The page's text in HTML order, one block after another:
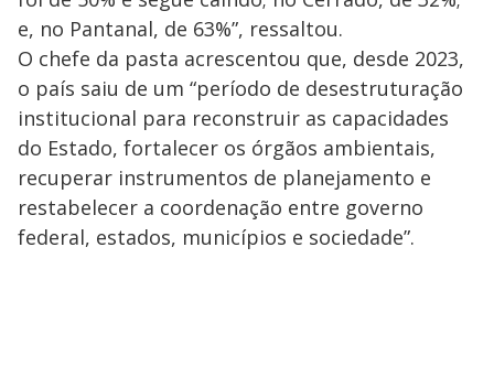
y
V
i
d
s
M
u
o
e, no Pantanal, de 63%”, ressaltou.
O chefe da pasta acrescentou que, desde 2023,
o país saiu de um “período de desestruturação
institucional para reconstruir as capacidades
do Estado, fortalecer os órgãos ambientais,
recuperar instrumentos de planejamento e
restabelecer a coordenação entre governo
federal, estados, municípios e sociedade”.